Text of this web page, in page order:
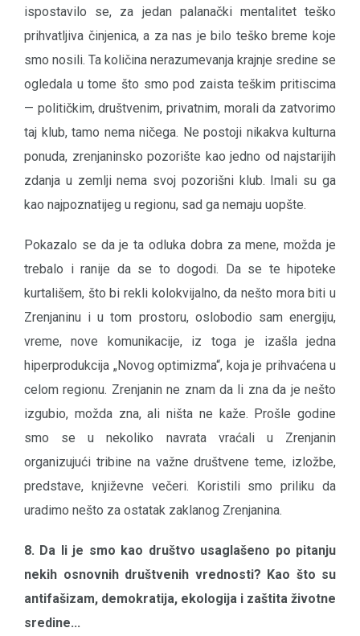
ispostavilo se, za jedan palanački mentalitet teško
prihvatljiva činjenica, a za nas je bilo teško breme koje
smo nosili. Ta količina nerazumevanja krajnje sredine se
ogledala u tome što smo pod zaista teškim pritiscima
— političkim, društvenim, privatnim, morali da zatvorimo
taj klub, tamo nema ničega. Ne postoji nikakva kulturna
ponuda, zrenjaninsko pozorište kao jedno od najstarijih
zdanja u zemlji nema svoj pozorišni klub. Imali su ga
kao najpoznatijeg u regionu, sad ga nemaju uopšte.
Pokazalo se da je ta odluka dobra za mene, možda je
trebalo i ranije da se to dogodi. Da se te hipoteke
kurtališem, što bi rekli kolokvijalno, da nešto mora biti u
Zrenjaninu i u tom prostoru, oslobodio sam energiju,
vreme, nove komunikacije, iz toga je izašla jedna
hiperprodukcija „Novog optimizma“, koja je prihvaćena u
celom regionu. Zrenjanin ne znam da li zna da je nešto
izgubio, možda zna, ali ništa ne kaže. Prošle godine
smo se u nekoliko navrata vraćali u Zrenjanin
organizujući tribine na važne društvene teme, izložbe,
predstave, književne večeri. Koristili smo priliku da
uradimo nešto za ostatak zaklanog Zrenjanina.
8. Da li je smo kao društvo usaglašeno po pitanju
nekih osnovnih društvenih vrednosti? Kao što su
antifašizam, demokratija, ekologija i zaštita životne
sredine...